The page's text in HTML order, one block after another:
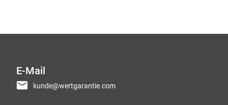
E-Mail
kunde@wertgarantie.com